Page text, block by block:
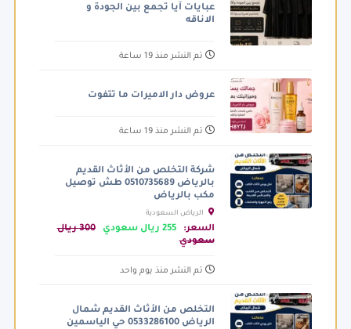
عبايات آيا تجمع بين الجودة و
الاناقه
تم النشر منذ 19 ساعة
عروض دار الاميرات ما تتفوت
تم النشر منذ 19 ساعة
شركة التخلص من الأثاث القديم
بالرياض 0510735689 طش توصيل
مكب بالرياض
السعر: 255 ريال سعودي
300 ريال
سعودي
تم النشر منذ يوم واحد
التخلص من الأثاث القديم شمال
الرياض 0533286100 حي الياسمين